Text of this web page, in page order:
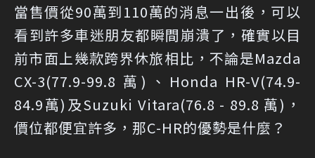
當售價從90萬到110萬的消息一出後，可以
看到許多車迷朋友都瞬間崩潰了，確實以目
前市面上幾款跨界休旅相比，不論是Mazda
CX-3(77.9-99.8 萬)、Honda HR-V(74.9-
84.9萬)及Suzuki Vitara(76.8 - 89.8 萬)，
價位都便宜許多，那C-HR的優勢是什麼？